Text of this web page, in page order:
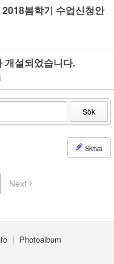
봄학기 수업신청안
개설되었습니다.
Sök
Skriva
Next
Photoalbum